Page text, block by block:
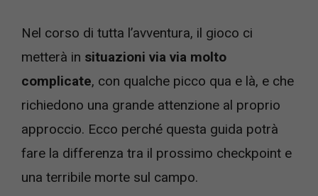
Nel corso di tutta l’avventura, il gioco ci
metterà in situazioni via via molto
complicate, con qualche picco qua e là, e che
richiedono una grande attenzione al proprio
approccio. Ecco perché questa guida potrà
fare la differenza tra il prossimo checkpoint e
una terribile morte sul campo.